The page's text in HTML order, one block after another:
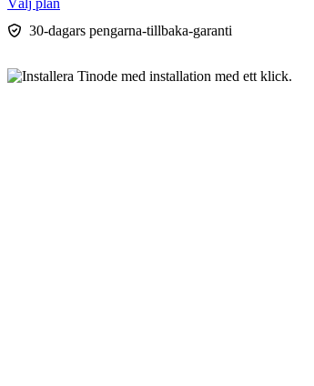
30-dagars pengarna-tillbaka-garanti